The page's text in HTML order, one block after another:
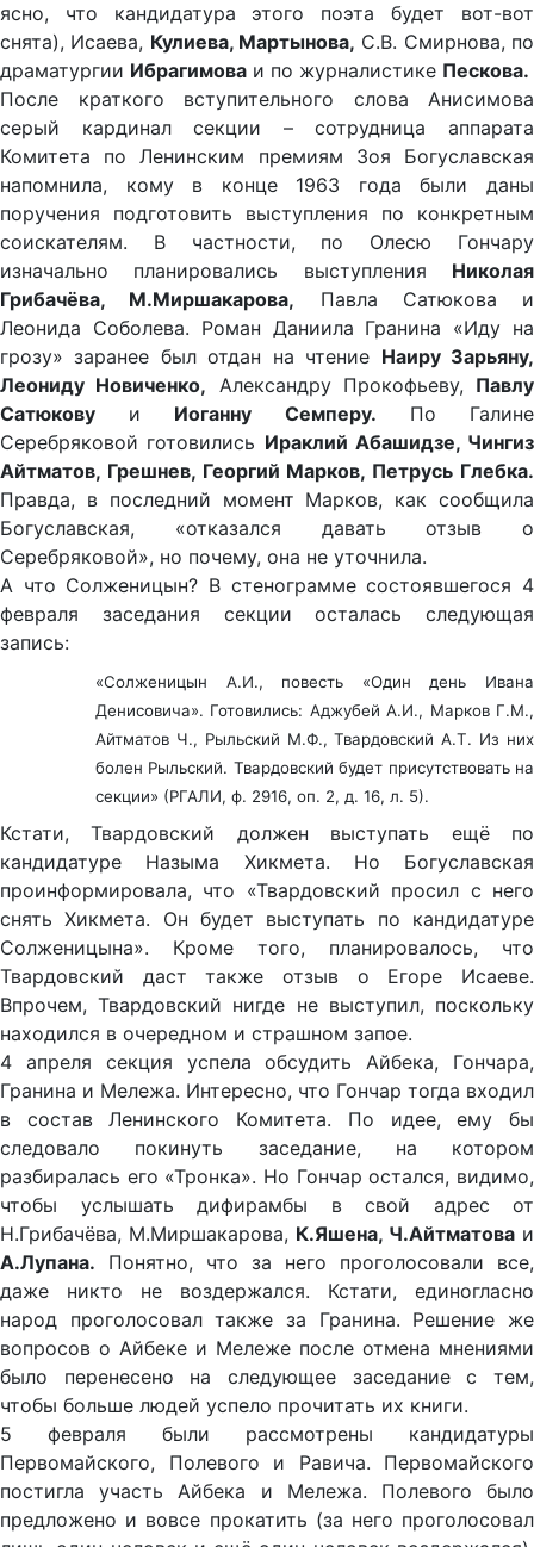
ясно, что кандидатура этого поэта будет вот-вот
снята), Исаева, Кулиева, Мартынова, С.В. Смирнова, по
драматургии Ибрагимова и по журналистике Пескова.
После краткого вступительного слова Анисимова
серый кардинал секции – сотрудница аппарата
Комитета по Ленинским премиям Зоя Богуславская
напомнила, кому в конце 1963 года были даны
поручения подготовить выступления по конкретным
соискателям. В частности, по Олесю Гончару
изначально планировались выступления Николая
Грибачёва, М.Миршакарова, Павла Сатюкова и
Леонида Соболева. Роман Даниила Гранина «Иду на
грозу» заранее был отдан на чтение Наиру Зарьяну,
Леониду Новиченко, Александру Прокофьеву, Павлу
Сатюкову и Иоганну Семперу. По Галине
Серебряковой готовились Ираклий Абашидзе, Чингиз
Айтматов, Грешнев, Георгий Марков, Петрусь Глебка.
Правда, в последний момент Марков, как сообщила
Богуславская, «отказался давать отзыв о
Серебряковой», но почему, она не уточнила.
А что Солженицын? В стенограмме состоявшегося 4
февраля заседания секции осталась следующая
запись:
«Солженицын А.И., повесть «Один день Ивана
Денисовича». Готовились: Аджубей А.И., Марков Г.М.,
Айтматов Ч., Рыльский М.Ф., Твардовский А.Т. Из них
болен Рыльский. Твардовский будет присутствовать на
секции» (РГАЛИ, ф. 2916, оп. 2, д. 16, л. 5).
Кстати, Твардовский должен выступать ещё по
кандидатуре Назыма Хикмета. Но Богуславская
проинформировала, что «Твардовский просил с него
снять Хикмета. Он будет выступать по кандидатуре
Солженицына». Кроме того, планировалось, что
Твардовский даст также отзыв о Егоре Исаеве.
Впрочем, Твардовский нигде не выступил, поскольку
находился в очередном и страшном запое.
4 апреля секция успела обсудить Айбека, Гончара,
Гранина и Мележа. Интересно, что Гончар тогда входил
в состав Ленинского Комитета. По идее, ему бы
следовало покинуть заседание, на котором
разбиралась его «Тронка». Но Гончар остался, видимо,
чтобы услышать дифирамбы в свой адрес от
Н.Грибачёва, М.Миршакарова, К.Яшена, Ч.Айтматова и
А.Лупана. Понятно, что за него проголосовали все,
даже никто не воздержался. Кстати, единогласно
народ проголосовал также за Гранина. Решение же
вопросов о Айбеке и Мележе после отмена мнениями
было перенесено на следующее заседание с тем,
чтобы больше людей успело прочитать их книги.
5 февраля были рассмотрены кандидатуры
Первомайского, Полевого и Равича. Первомайского
постигла участь Айбека и Мележа. Полевого было
предложено и вовсе прокатить (за него проголосовал